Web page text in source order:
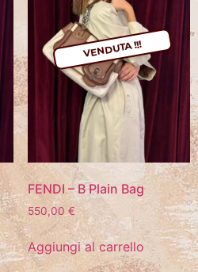
VENDUTA !!!
FENDI – B Plain Bag
550,00 €
Aggiungi al carrello